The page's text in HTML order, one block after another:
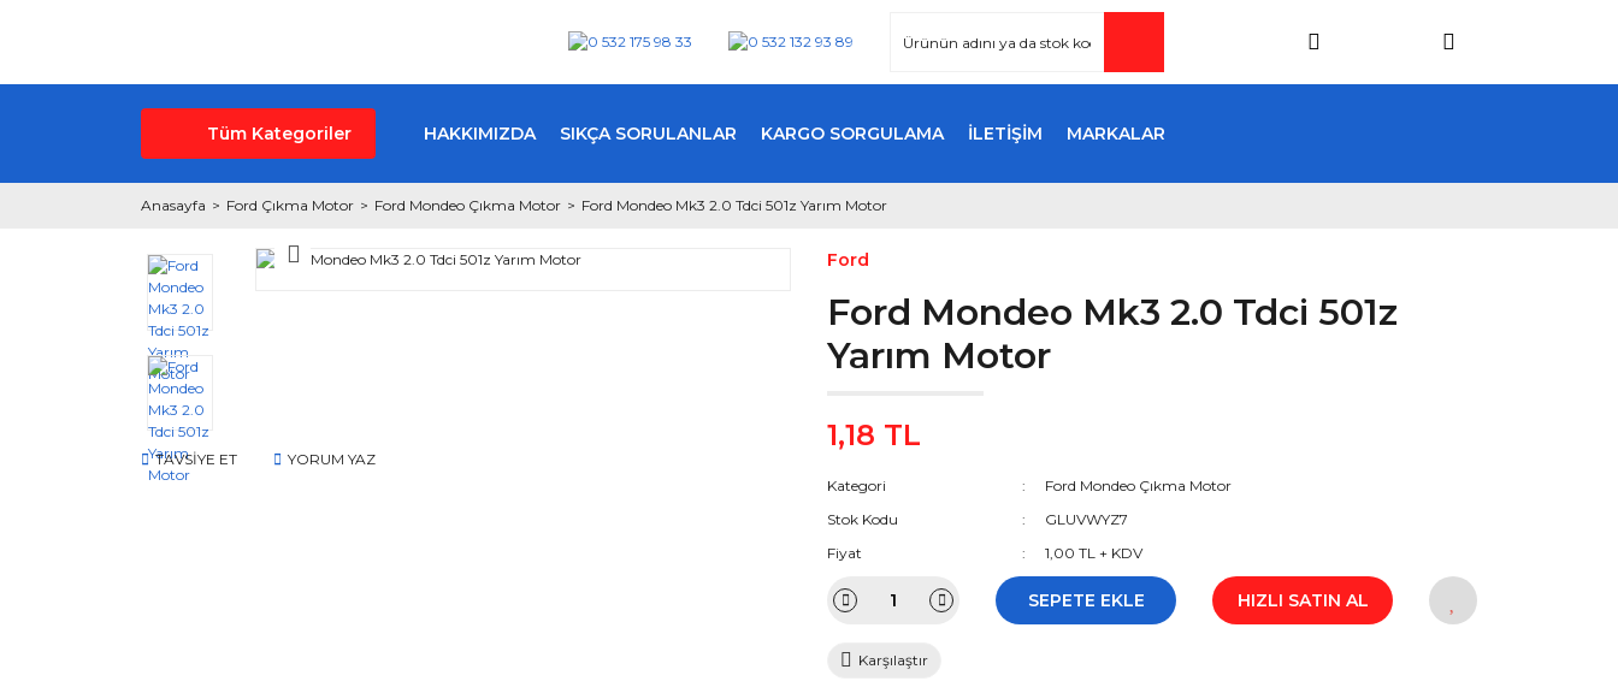
Tüm Kategoriler HAKKIMIZDA SIKÇA SORULANLAR KARGO SORGULAMA İLETİŞİM MARKALAR
Anasayfa Ford Çıkma Motor Ford Mondeo Çıkma Motor Ford Mondeo Mk3 2.0 Tdci 501z Yarım Motor
TAVSİYE ET YORUM YAZ
Ford
Ford Mondeo Mk3 2.0 Tdci 501z
Yarım Motor
1,18 TL
Kategori
Ford Mondeo Çıkma Motor
Stok Kodu
GLUVWYZ7
Fiyat
1,00 TL + KDV
SEPETE EKLE HIZLI SATIN AL
Karşılaştır